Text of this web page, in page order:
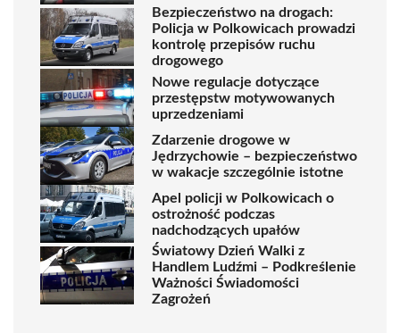
Bezpieczeństwo na drogach:
Policja w Polkowicach prowadzi
kontrolę przepisów ruchu
drogowego
Nowe regulacje dotyczące
przestępstw motywowanych
uprzedzeniami
Zdarzenie drogowe w
Jędrzychowie – bezpieczeństwo
w wakacje szczególnie istotne
Apel policji w Polkowicach o
ostrożność podczas
nadchodzących upałów
Światowy Dzień Walki z
Handlem Ludźmi – Podkreślenie
Ważności Świadomości
Zagrożeń